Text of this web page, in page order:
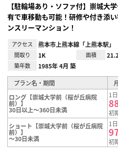
【駐輪場あり・ソファ付】崇城大
有で車移動も可能！研修や付き添
ンスリーマンション！
アクセス 熊本市上熊本線「上熊本駅」
間取り 1K 面積
築年数 1985年 4月 築
プラン名・期間
ロング【崇城大学前（桜が丘病院
前）】
30日以上～360日未満
1
初
ショート【崇城大学前（桜が丘病院
前）】
～30日未満
1
初